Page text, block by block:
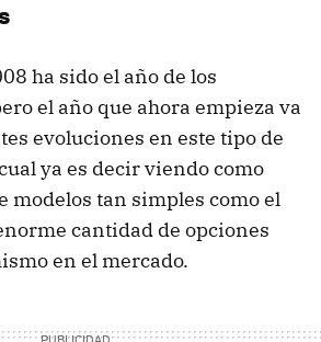
ha sido el año de los
el año que ahora empieza va
evoluciones en este tipo de
ya es decir viendo como
modelos tan simples como el
cantidad de opciones
en el mercado.